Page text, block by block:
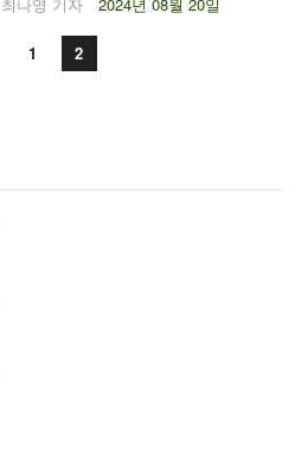
1 2